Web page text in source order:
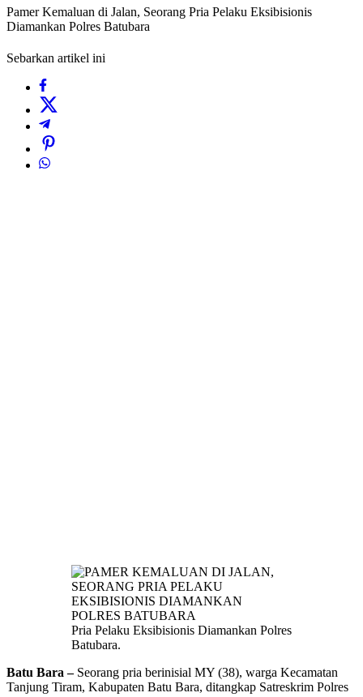
Pamer Kemaluan di Jalan, Seorang Pria Pelaku Eksibisionis
Diamankan Polres Batubara
Sebarkan artikel ini
Pria Pelaku Eksibisionis Diamankan Polres
Batubara.
Batu Bara –Seorang pria berinisial MY (38), warga Kecamatan
Tanjung Tiram, Kabupaten Batu Bara, ditangkap Satreskrim Polres